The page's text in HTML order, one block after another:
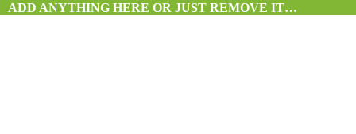
ADD ANYTHING HERE OR JUST REMOVE IT…